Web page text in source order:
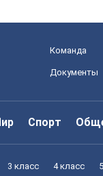
Команда
Документы
Спорт
3 класс 4 класс